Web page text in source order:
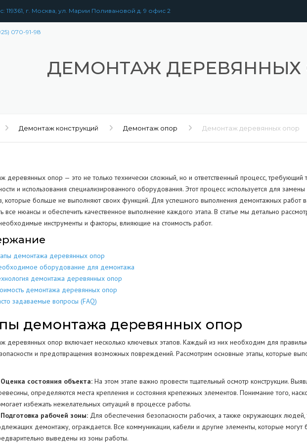
119361, г. Москва, ул. Марии Поливановой д. 9 офис 2
070-91-98
ЗДАНИЙ РАЗБОРКА
АНГАРОВ
ЖЕЛЕЗОБЕТОННЫХ
БЕТОННЫХ
КОЛОНН
ОПОР
РЕЗКА КОНСТРУКЦИЙ
СТЕН
ДЕМОНТАЖ ДЕРЕВЯННЫХ
Демонтаж конструкций Демонтаж опор Демонтаж деревянных опор
деревянных опор — это не только технически сложный, но и ответственный процесс, требующий
и использования специализированного оборудования. Этот процесс используется для
которые больше не выполняют своих функций. Для успешного выполнения демонтажных работ
все нюансы и обеспечить качественное выполнение каждого этапа. В статье мы детально
инструменты и факторы, влияющие на стоимость работ.
демонтажа деревянных опор
оборудование для демонтажа
демонтажа деревянных опор
демонтажа деревянных опор
задаваемые вопросы (FAQ)
демонтажа деревянных опор
деревянных опор включает несколько ключевых этапов. Каждый из них необходим для
и предотвращения возможных повреждений. Рассмотрим основные этапы, которые
состояния объекта: На этом этапе важно провести тщательный осмотр конструкции.
определяются места крепления и состояния крепежных элементов. Понимание того,
избежать нежелательных ситуаций в процессе работы.
Подготовка рабочей зоны: Для обеспечения безопасности рабочих, а также окружающих людей,
демонтажу, ограждается. Все коммуникации, кабели и другие элементы, которые
выведены из зоны работы.